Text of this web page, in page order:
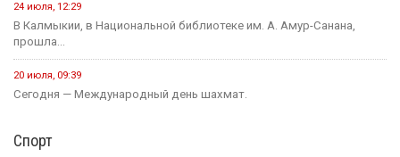
24 июля, 12:29
В Калмыкии, в Национальной библиотеке им. А. Амур-Санана,
прошла...
20 июля, 09:39
Сегодня — Международный день шахмат.
Спорт